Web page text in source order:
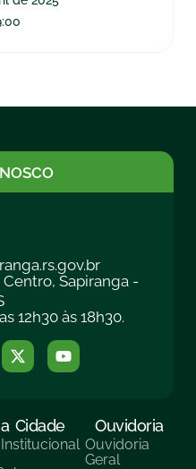
Centro, Sapiranga -
12h30 às 18h30.
Cidade
Institucional
Ouvidoria
Ouvidoria
Geral